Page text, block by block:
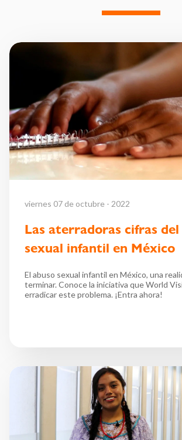
viernes 07 de octubre - 2022
Las aterradoras cifras del
sexual infantil en México
El abuso sexual infantil en México, una
terminar. Conoce la iniciativa que World
erradicar este problema. ¡Entra ahora!